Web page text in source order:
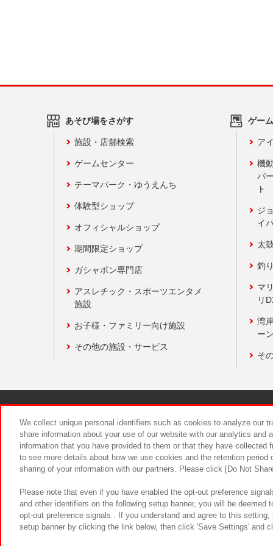
あそび場をさがす
施設・店舗検索
ゲームセンター
テーマパーク・ゆうえんち
体験型ショップ
オフィシャルショップ
期間限定ショップ
ガシャポン専門店
アスレチック・スポーツエンタメ
施設
お子様・ファミリー向け施設
その他の施設・サービス
ゲー
ア
機
バ
ト
ジ
イ
太
釣
マ
リ
湾
ー
そ
食品のご
We collect unique personal identifiers such as cookies to analyze our
share information about your use of our website with our analytics and
information that you have provided to them or that they have
to see more details about how we use cookies and the retention
sharing of your information with our partners. Please click [Do Not
Please note that even if you have enabled the opt-out preference
and other identifiers on the following setup banner, you will be
opt-out preference signals . If you understand and agree to this
setup banner by clicking the link below, then click 'Save Settings' and